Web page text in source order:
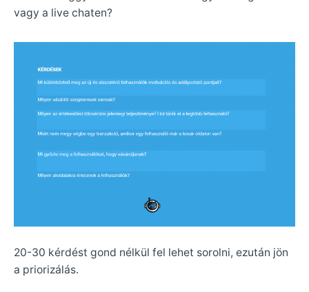
vagy a live chaten?
20-30 kérdést gond nélkül fel lehet sorolni, ezután jön
a priorizálás.